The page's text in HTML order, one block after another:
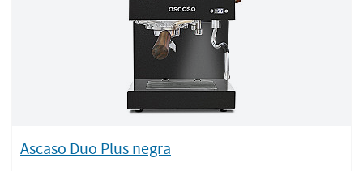
Ascaso Duo Plus negra